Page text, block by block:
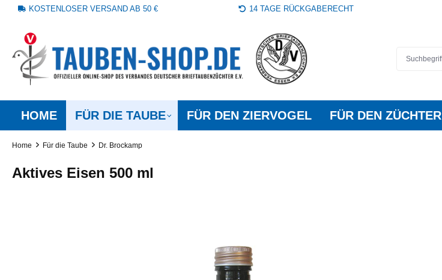
Zur Hauptnavigation springen
KOSTENLOSER VERSAND AB 50 € 14 TAGE RÜCKGABERECHT
HOME FÜR DIE TAUBE FÜR DEN ZIERVOGEL FÜR DEN ZÜCHTER
Home Für die Taube Dr. Brockamp
Aktives Eisen 500 ml